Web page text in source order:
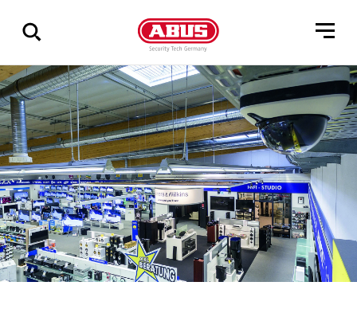
Zeige
alle
Ergebnisse